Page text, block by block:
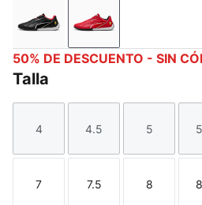
PUMA Black-Rosso Corsa
Rosso Corsa-
50% DE DESCUENTO - SIN
Talla
Talla
4
Talla
4.5
Talla
5
Talla
7
Talla
7.5
Talla
8